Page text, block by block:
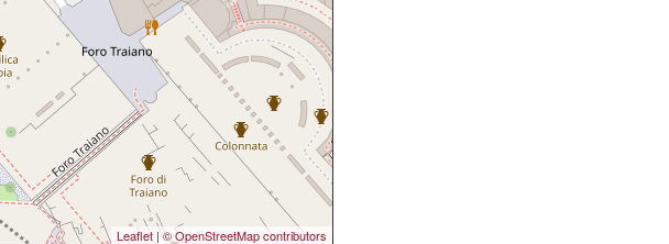
Leaflet | © OpenStreetMap contributors